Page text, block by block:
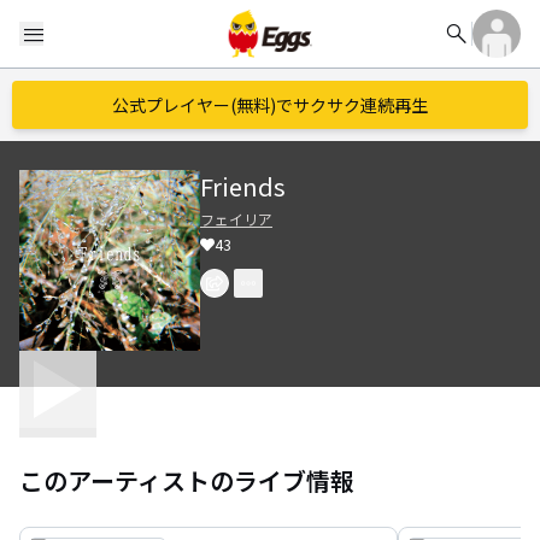
menu search
公式プレイヤー(無料)でサクサク連続再生
Friends
フェイリア
43
このアーティストのライブ情報